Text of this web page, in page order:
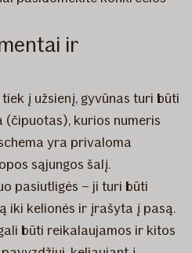
ir
į užsienį, gyvūnas turi būti
kurios numeris
yra privaloma
sąjungos šalį.
pasiutligės – ji turi būti
iki kelionės ir įrašyta į pasą.
būti reikalaujamos ir kitos